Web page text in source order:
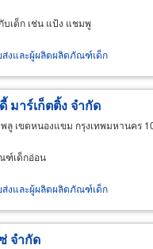
เด็ก เช่น แป้ง แชมพู
ส่งและผู้ผลิตผลิตภัณฑ์เด็ก
มาร์เก็ตติ้ง จำกัด
ลู เขตหนองแขม กรุงเทพมหานคร
ฑ์เด็กอ่อน
ส่งและผู้ผลิตผลิตภัณฑ์เด็ก
จำกัด